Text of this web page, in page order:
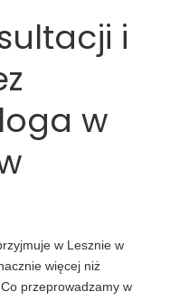
i
w
w Lesznie w
więcej niż
przeprowadzamy w